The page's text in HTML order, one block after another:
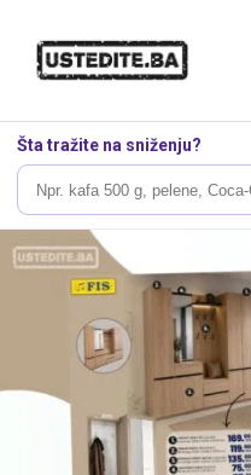
Šta tražite na sniženju?